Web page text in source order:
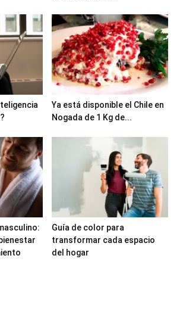
Ya está disponible el Chile en
Nogada de 1 Kg de...
Guía de color para
transformar cada espacio
del hogar